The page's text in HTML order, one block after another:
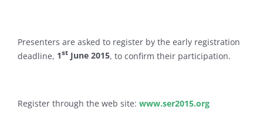
Presenters are asked to register by the early registration
deadline, 1st June 2015, to confirm their participation.
Register through the web site: www.ser2015.org